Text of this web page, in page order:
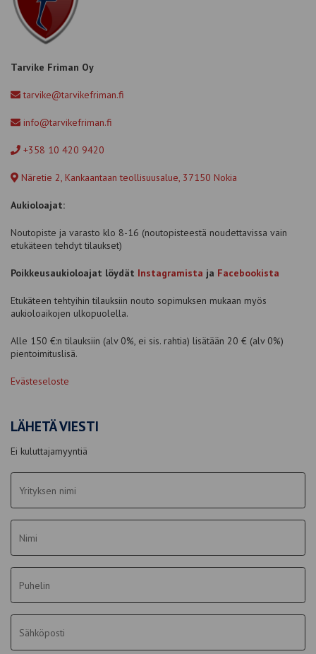
Tarvike Friman Oy
tarvike@tarvikefriman.fi
info@tarvikefriman.fi
+358 10 420 9420
Näretie 2, Kankaantaan teollisuusalue, 37150 Nokia
Aukioloajat:
Noutopiste ja varasto klo 8-16 (noutopisteestä noudettavissa vain
etukäteen tehdyt tilaukset)
Poikkeusaukioloajat löydät Instagramista ja Facebookista
Etukäteen tehtyihin tilauksiin nouto sopimuksen mukaan myös
aukioloaikojen ulkopuolella.
Alle 150 €:n tilauksiin (alv 0%, ei sis. rahtia) lisätään 20 € (alv 0%)
pientoimituslisä.
Evästeseloste
LÄHETÄ VIESTI
Ei kuluttajamyyntiä
Yrityksen
nimi *
Nimi
Puhelin
Sähköposti